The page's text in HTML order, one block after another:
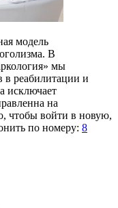
модель
В
мы
в реабилитации и
исключает
на
чтобы войти в новую,
по номеру: 8